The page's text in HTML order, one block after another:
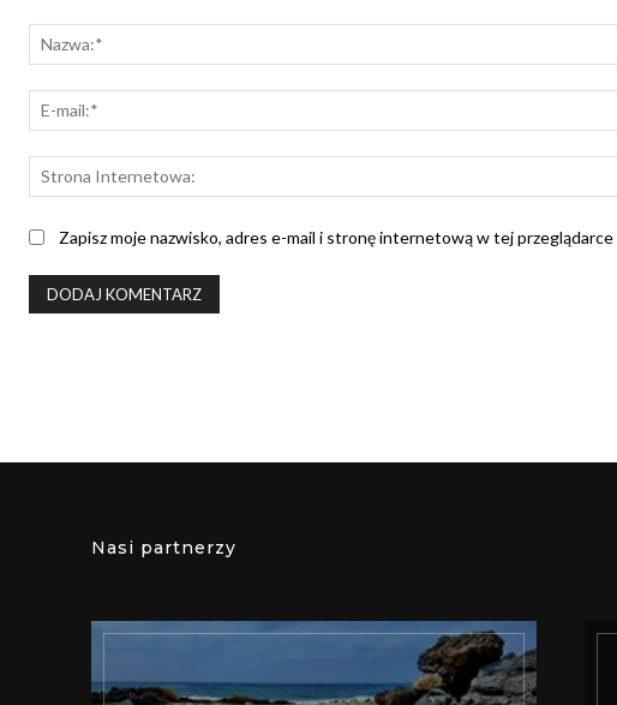
Zapisz moje nazwisko, adres e-mail i stronę internetową w tej
Nasi partnerzy